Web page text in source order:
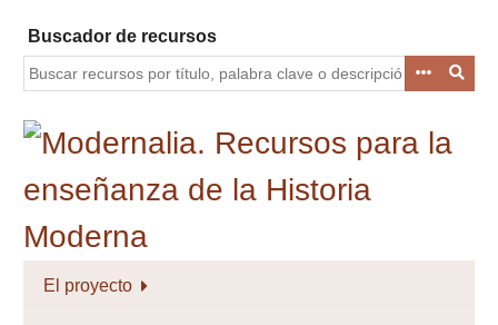
contenido
principal
Buscador de recursos
El proyecto